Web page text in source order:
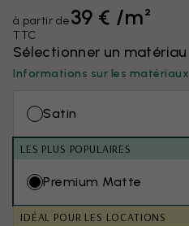
à partir de39 € /m²
TTC
Sélectionner un matériau
Informations sur les matériaux
Satin
LES PLUS POPULAIRES
Premium Matte
IDÉAL POUR LES LOCATIONS